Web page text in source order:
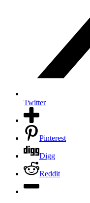
Twitter
Pinterest
Digg
Reddit